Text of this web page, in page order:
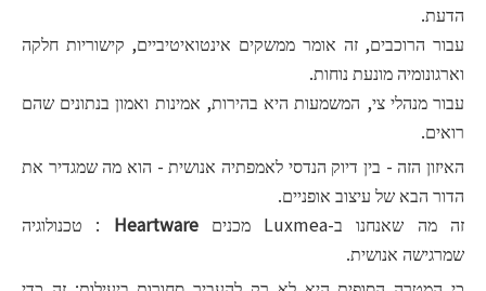
הדעת.
עבור הרוכבים, זה אומר ממשקים אינטואיטיביים, קישוריות חלקה
וארגונומיה מונעת נוחות.
עבור מנהלי צי, המשמעות היא בהירות, אמינות ואמון בנתונים שהם
רואים.
האיזון הזה - בין דיוק הנדסי לאמפתיה אנושית - הוא מה שמגדיר את
הדור הבא של עיצוב אופניים.
זה מה שאנחנו ב-Luxmea מכנים
Heartware
: טכנולוגיה
שמרגישה אנושית.